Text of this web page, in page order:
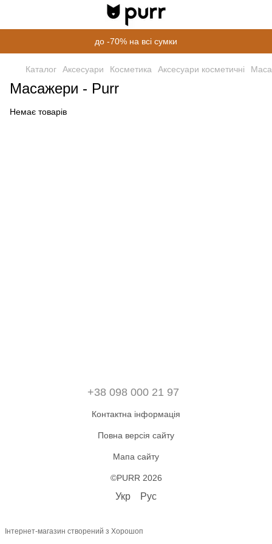
до -70% на всі сумки
Каталог Аксесуари Косметика Аксесуари косметичні
Масажери - Purr
Немає товарів
+38 098 000 21 97
Контактна інформація
Повна версія сайту
Мапа сайту
©PURR 2026
Укр Рус
Інтернет-магазин створений з Хорошоп